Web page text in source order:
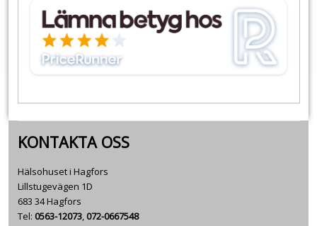
KONTAKTA OSS
Hälsohuset i Hagfors
Lillstugevägen 1D
683 34 Hagfors
Tel: 0563-12073,072-0667548